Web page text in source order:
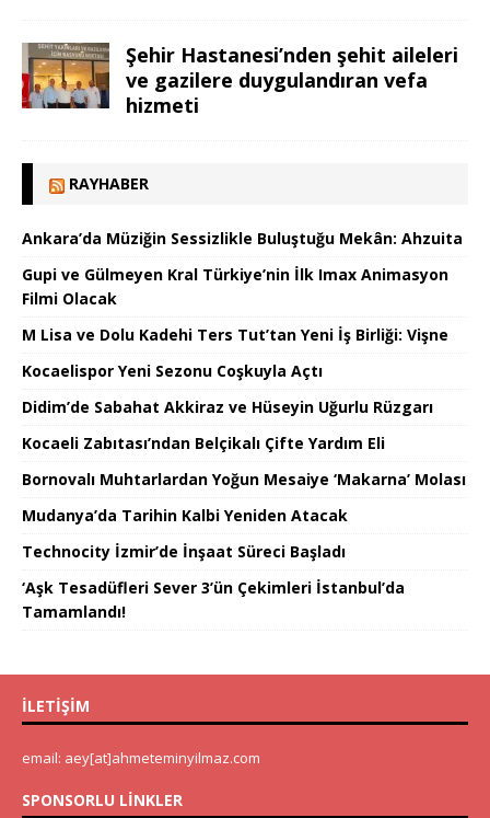
Şehir Hastanesi’nden şehit aileleri
ve gazilere duygulandıran vefa
hizmeti
RAYHABER
Ankara’da Müziğin Sessizlikle Buluştuğu Mekân: Ahzuita
Gupi ve Gülmeyen Kral Türkiye’nin İlk Imax Animasyon
Filmi Olacak
M Lisa ve Dolu Kadehi Ters Tut’tan Yeni İş Birliği: Vişne
Kocaelispor Yeni Sezonu Coşkuyla Açtı
Didim’de Sabahat Akkiraz ve Hüseyin Uğurlu Rüzgarı
Kocaeli Zabıtası’ndan Belçikalı Çifte Yardım Eli
Bornovalı Muhtarlardan Yoğun Mesaiye ‘Makarna’ Molası
Mudanya’da Tarihin Kalbi Yeniden Atacak
Technocity İzmir’de İnşaat Süreci Başladı
‘Aşk Tesadüfleri Sever 3’ün Çekimleri İstanbul’da
Tamamlandı!
İLETIŞIM
email: aey[at]ahmeteminyilmaz.com
SPONSORLU LINKLER